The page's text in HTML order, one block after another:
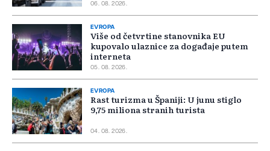
06. 08. 2026.
EVROPA
Više od četvrtine stanovnika EU
kupovalo ulaznice za događaje putem
interneta
05. 08. 2026.
EVROPA
Rast turizma u Španiji: U junu stiglo
9,75 miliona stranih turista
04. 08. 2026.